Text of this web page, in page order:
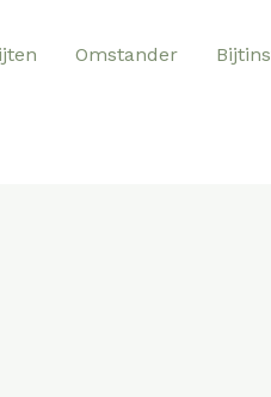
Omstander